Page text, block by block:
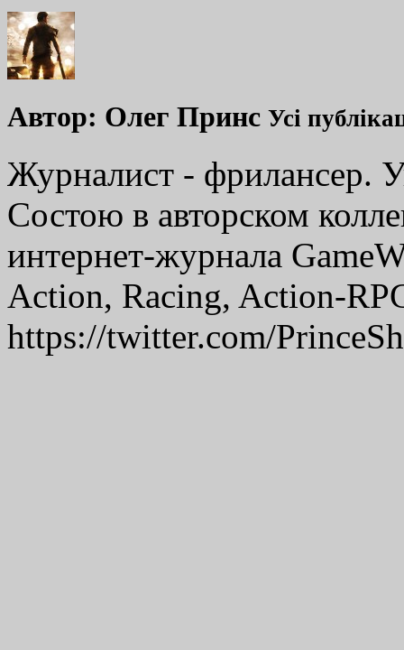
Автор: Олег Принс Усі
Журналист - фрилансер.
Состою в авторском
интернет-журнала
Action, Racing, Action-
https://twitter.com/